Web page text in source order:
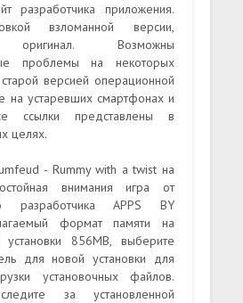
разработчика приложения.
взломанной версии,
оригинал. Возможны
проблемы на некоторых
версией операционной
на устаревших смартфонах и
ссылки представлены в
целях.
- Rummy with a twist на
внимания игра от
разработчика APPS BY
формат памяти на
856MB, выберите
для новой установки для
установочных файлов.
за установленной